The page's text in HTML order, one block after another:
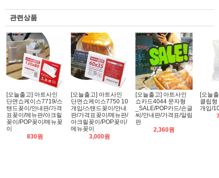
관련상품
[오늘출고] 아트사인
단면쇼케이스7719/스
탠드꽂이/안내판/가격
표꽂이/메뉴판/아크릴
꽂이/POP꽂이/메뉴꽂
이
830원
[오늘출고] 아트사인
단면쇼케이스7750 10
개입/스탠드꽂이/안내
판/가격표꽂이/메뉴판/
아크릴꽂이/POP꽂이/
메뉴꽂이
3,000원
[오늘출고] 아트사인
쇼카드4044 문자형
_SALE/POP카드/손글
씨/안내판/가격표/알림
판
2,360원
[오늘
클립
개입/